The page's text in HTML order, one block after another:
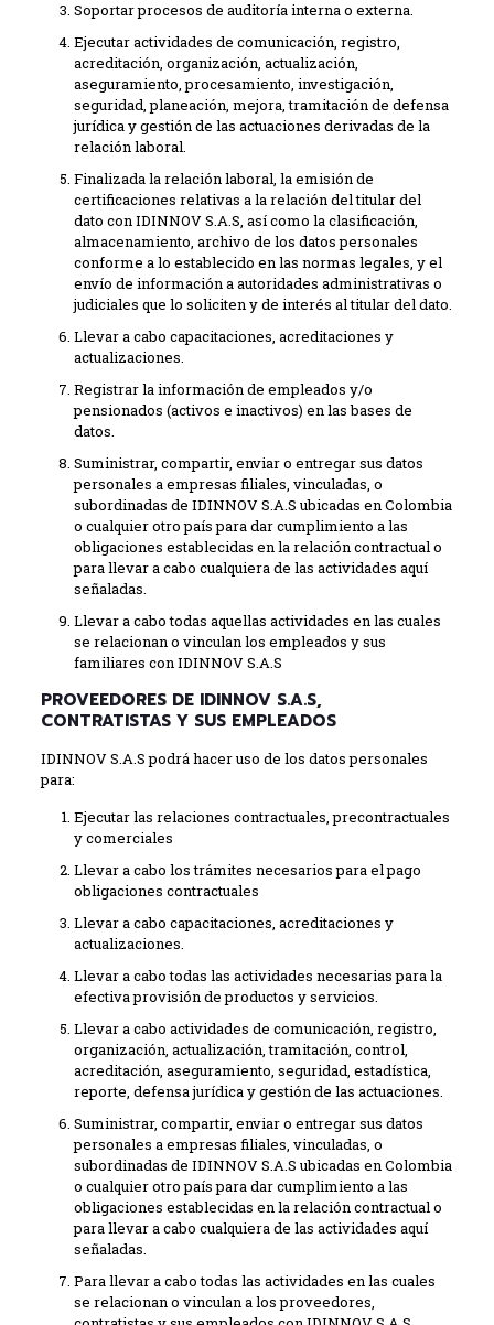
Soportar procesos de auditoría interna o externa.
Ejecutar actividades de comunicación, registro,
acreditación, organización, actualización,
aseguramiento, procesamiento, investigación,
seguridad, planeación, mejora, tramitación de defensa
jurídica y gestión de las actuaciones derivadas de la
relación laboral.
Finalizada la relación laboral, la emisión de
certificaciones relativas a la relación del titular del
dato con IDINNOV S.A.S, así como la clasificación,
almacenamiento, archivo de los datos personales
conforme a lo establecido en las normas legales, y el
envío de información a autoridades administrativas o
judiciales que lo soliciten y de interés al titular del dato.
Llevar a cabo capacitaciones, acreditaciones y
actualizaciones.
Registrar la información de empleados y/o
pensionados (activos e inactivos) en las bases de
datos.
Suministrar, compartir, enviar o entregar sus datos
personales a empresas filiales, vinculadas, o
subordinadas de IDINNOV S.A.S ubicadas en Colombia
o cualquier otro país para dar cumplimiento a las
obligaciones establecidas en la relación contractual o
para llevar a cabo cualquiera de las actividades aquí
señaladas.
Llevar a cabo todas aquellas actividades en las cuales
se relacionan o vinculan los empleados y sus
familiares con IDINNOV S.A.S
PROVEEDORES DE IDINNOV S.A.S,
CONTRATISTAS Y SUS EMPLEADOS
IDINNOV S.A.S podrá hacer uso de los datos personales
para:
Ejecutar las relaciones contractuales, precontractuales
y comerciales
Llevar a cabo los trámites necesarios para el pago
obligaciones contractuales
Llevar a cabo capacitaciones, acreditaciones y
actualizaciones.
Llevar a cabo todas las actividades necesarias para la
efectiva provisión de productos y servicios.
Llevar a cabo actividades de comunicación, registro,
organización, actualización, tramitación, control,
acreditación, aseguramiento, seguridad, estadística,
reporte, defensa jurídica y gestión de las actuaciones.
Suministrar, compartir, enviar o entregar sus datos
personales a empresas filiales, vinculadas, o
subordinadas de IDINNOV S.A.S ubicadas en Colombia
o cualquier otro país para dar cumplimiento a las
obligaciones establecidas en la relación contractual o
para llevar a cabo cualquiera de las actividades aquí
señaladas.
Para llevar a cabo todas las actividades en las cuales
se relacionan o vinculan a los proveedores,